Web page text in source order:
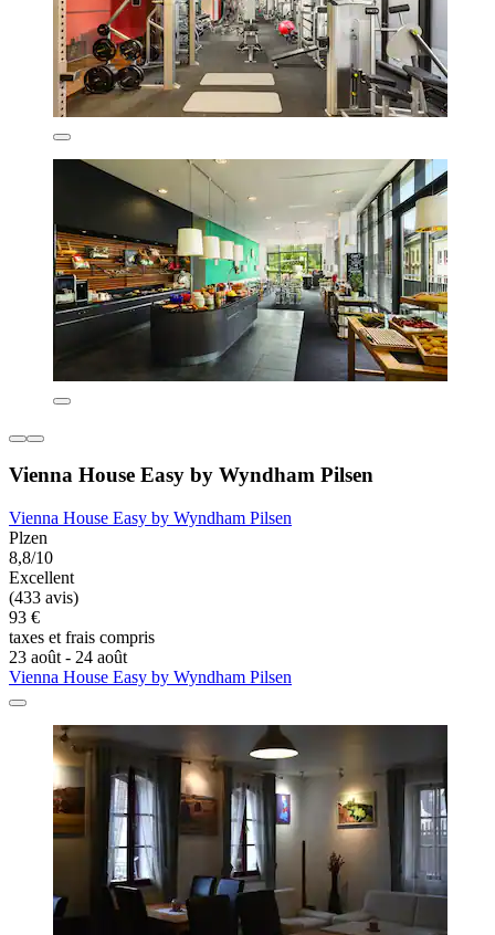
Vienna House Easy by Wyndham Pilsen
Vienna House Easy by Wyndham Pilsen
Plzen
8,8/10
Excellent
(433 avis)
93 €
taxes et frais compris
23 août - 24 août
Vienna House Easy by Wyndham Pilsen